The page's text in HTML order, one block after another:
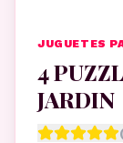
JUGUETES
4
JARDIN
(